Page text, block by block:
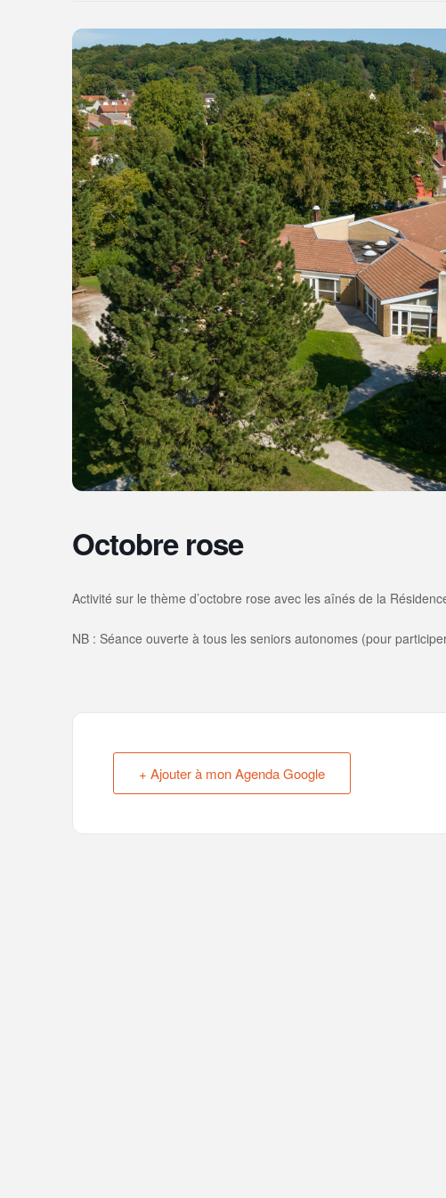
Octobre rose
Activité sur le thème d’octobre rose avec les aînés de la
NB : Séance ouverte à tous les seniors autonomes (pour
+ Ajouter à mon Agenda Google